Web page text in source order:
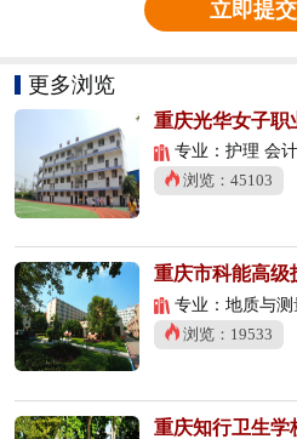
立即提交
更多浏览
专业：护理 会计
浏览：45103
重庆市科能高级
专业：地质与测量 机电
浏览：19533
重庆知行卫生学